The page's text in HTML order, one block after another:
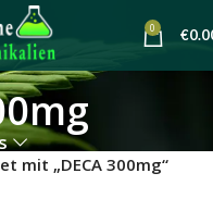
0 €
mit „DECA 300mg“